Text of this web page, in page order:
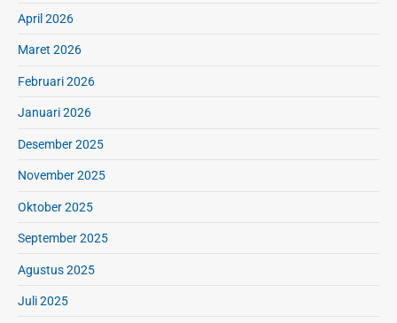
April 2026
Maret 2026
Februari 2026
Januari 2026
Desember 2025
November 2025
Oktober 2025
September 2025
Agustus 2025
Juli 2025